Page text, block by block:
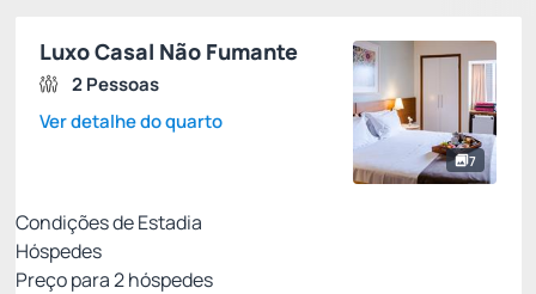
7
Luxo Casal Não Fumante
2 Pessoas
Ver detalhe do quarto
Condições de Estadia
Hóspedes
Preço para2hóspedes